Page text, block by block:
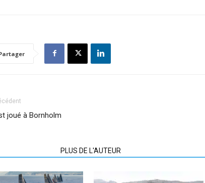
joué à Bornholm
PLUS DE L'AUTEUR